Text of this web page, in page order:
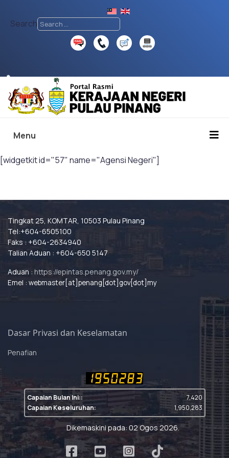
Search
Menu
[widgetkit id="57" name="Agensi Negeri"]
Tingkat 25, KOMTAR, 10503 Pulau Pinang
Tel:+604-6505100
Faks : +604-2634940
Talian Aduan : +604-650 5147
Aduan : https://epintas.penang.gov.my/
Emel : webmaster[at]penang[dot]gov[dot]my
Dasar Privasi dan Keselamatan
Penafian
Capaian Bulan Ini::
7,420
Capaian Keseluruhan:
1,950,283
Dikemaskini pada: 02 Ogos 2026.